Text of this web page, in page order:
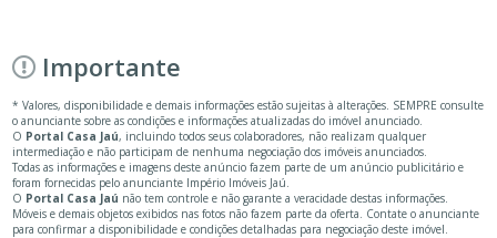
Importante
* Valores, disponibilidade e demais informações estão sujeitas à alterações. SEMPRE consulte
o anunciante sobre as condições e informações atualizadas do imóvel anunciado.
O Portal Casa Jaú, incluindo todos seus colaboradores, não realizam qualquer
intermediação e não participam de nenhuma negociação dos imóveis anunciados.
Todas as informações e imagens deste anúncio fazem parte de um anúncio publicitário e
foram fornecidas pelo anunciante Império Imóveis Jaú.
O Portal Casa Jaú não tem controle e não garante a veracidade destas informações.
Móveis e demais objetos exibidos nas fotos não fazem parte da oferta. Contate o anunciante
para confirmar a disponibilidade e condições detalhadas para negociação deste imóvel.